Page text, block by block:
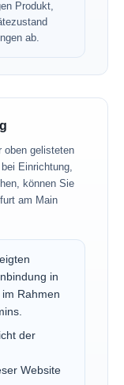
Produkt,
ab.
oben gelisteten
Einrichtung,
können Sie
am Main
in
Rahmen
der
Website